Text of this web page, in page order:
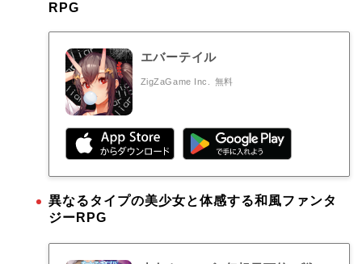
RPG
エバーテイル
ZigZaGame Inc. 無料
異なるタイプの美少女と体感する和風ファンタ
ジーRPG